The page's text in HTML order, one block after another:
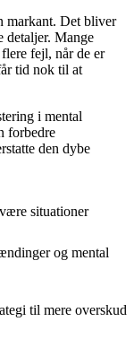
markant. Det bliver
detaljer. Mange
fejl, når de er
tid nok til at
i mental
forbedre
den dybe
situationer
og mental
til mere overskud